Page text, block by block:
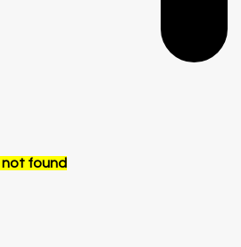
not found